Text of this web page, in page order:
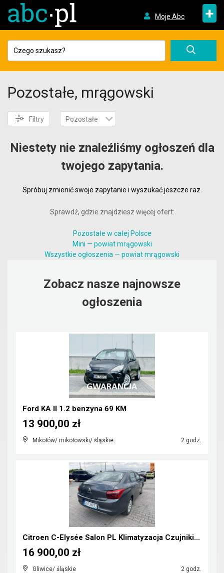
Moje Abc +
Pozostałe, mrągowski
Filtry Pozostałe
Niestety nie znaleźliśmy ogłoszeń dla
twojego zapytania.
Spróbuj zmienić swoje zapytanie i wyszukać jeszcze raz.
Sprawdź, gdzie znajdziesz więcej ofert:
Pozostałe w całej Polsce
Mini — powiat mrągowski
Wszystkie ogłoszenia — powiat mrągowski
Zobacz nasze najnowsze
ogłoszenia
Ford KA II 1.2 benzyna 69 KM
Mikołów/ mikołowski/ śląskie 2 godz.
13 900,00 zł
Citroen C-Elysée Salon PL Klimatyzacja Czujniki pa...
Gliwice/ śląskie 2 godz.
16 900,00 zł